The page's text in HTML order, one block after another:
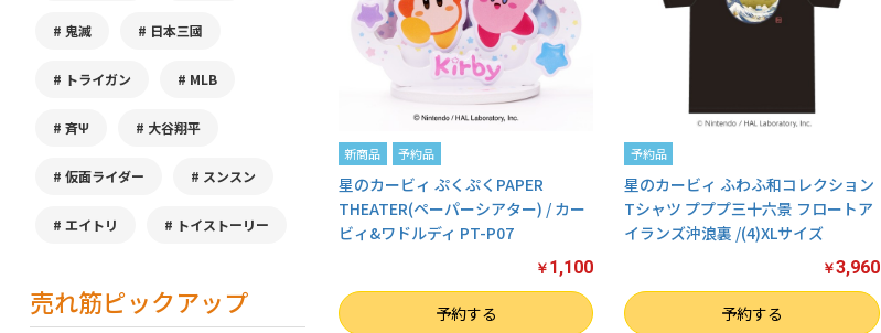
鬼滅 日本三國
トライガン MLB
斉Ψ 大谷翔平
仮面ライダー スンスン
エイトリ トイストーリー
売れ筋ピックアップ
新商品 予約品
星のカービィ ぷくぷくPAPER
THEATER(ペーパーシアター) / カー
ビィ&ワドルディ PT-P07
￥ 1,100
数量 予約する
予約品
星のカービィ ふわふ和コレクション
Tシャツ プププ三十六景 フロートア
イランズ沖浪裏 /(4)XLサイズ
￥3,960
数量 予約する